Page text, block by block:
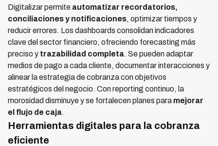
Digitalizar permite automatizar recordatorios,
conciliaciones y notificaciones, optimizar tiempos y
reducir errores. Los dashboards consolidan indicadores
clave del sector financiero, ofreciendo forecasting más
preciso y trazabilidad completa. Se pueden adaptar
medios de pago a cada cliente, documentar interacciones y
alinear la estrategia de cobranza con objetivos
estratégicos del negocio. Con reporting continuo, la
morosidad disminuye y se fortalecen planes para mejorar
el flujo de caja.
Herramientas digitales para la cobranza
eficiente